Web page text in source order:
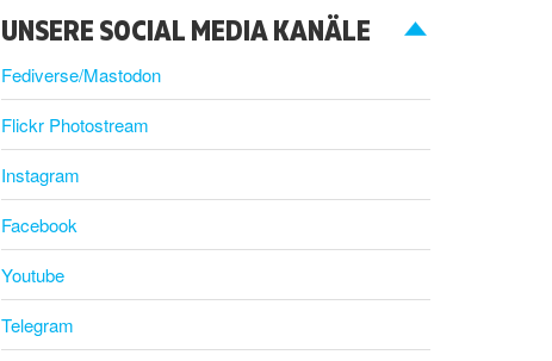
UNSERE SOCIAL MEDIA KANÄLE
Fediverse/Mastodon
Flickr Photostream
Instagram
Facebook
Youtube
Telegram